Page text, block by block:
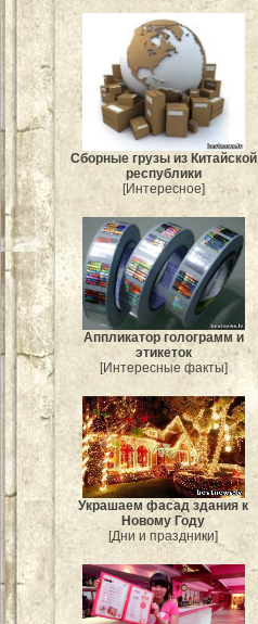
Сборные грузы из Китайской
республики
[Интересное]
Аппликатор голограмм и
этикеток
[Интересные факты]
Украшаем фасад здания к
Новому Году
[Дни и праздники]